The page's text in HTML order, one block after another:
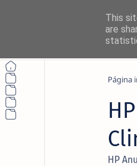
Página
HP
This
are